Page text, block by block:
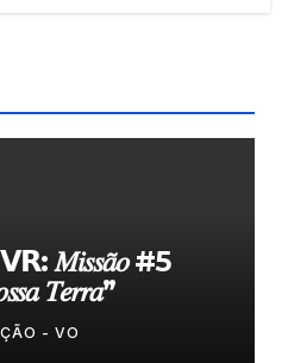
𝑀𝑖𝑠𝑠𝑎̃𝑜 #5
𝑇𝑒𝑟𝑟𝑎”
- VO